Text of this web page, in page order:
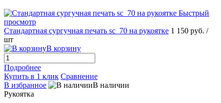
Быстрый
просмотр
Стандартная сургучная печать sc_70 на рукоятке 1 150 руб. /
шт
В корзину
Подробнее
Купить в 1 клик Сравнение
В избранное
В наличии
Рукоятка